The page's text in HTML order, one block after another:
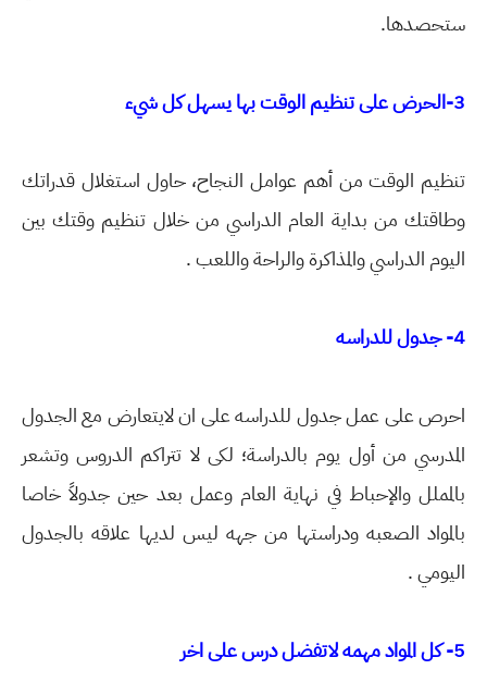
ستحصدها.
3-الحرض على تنظيم الوقت بها يسهل كل شيء
تنظيم الوقت من أهم عوامل النجاح، حاول استغلال قدراتك
وطاقتك من بداية العام الدراسي من خلال تنظيم وقتك بين
اليوم الدراسي والمذاكرة والراحة واللعب .
4- جدول للدراسه
احرص على عمل جدول للدراسه على ان لايتعارض مع الجدول
المدرسي من أول يوم بالدراسة؛ لكى لا تتراكم الدروس وتشعر
بالمملل والإحباط في نهاية العام وعمل بعد حين جدولاً خاصا
بالمواد الصعبه ودراستها من جهه ليس لديها علاقه بالجدول
اليومي .
5- كل المواد مهمه لاتفضل درس على اخر